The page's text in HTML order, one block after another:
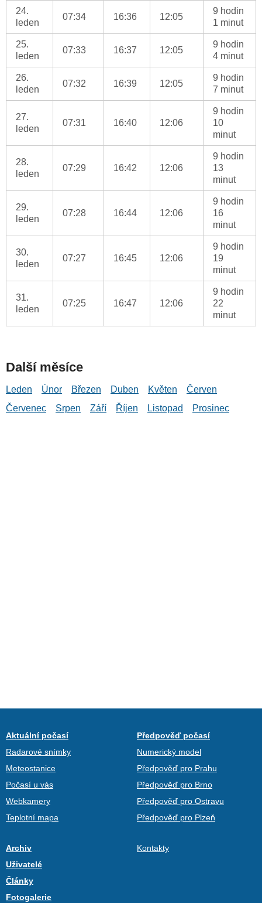
24.
leden
07:34 16:36 12:05
9 hodin
1 minut
25.
leden
07:33 16:37 12:05
9 hodin
4 minut
26.
leden
07:32 16:39 12:05
9 hodin
7 minut
27.
leden
07:31 16:40 12:06
9 hodin
10
minut
28.
leden
07:29 16:42 12:06
9 hodin
13
minut
29.
leden
07:28 16:44 12:06
9 hodin
16
minut
30.
leden
07:27 16:45 12:06
9 hodin
19
minut
31.
leden
07:25 16:47 12:06
9 hodin
22
minut
Další měsíce
Leden Únor Březen Duben Květen
Červen
Červenec
Srpen Září Říjen Listopad Prosinec
Aktuální počasí
Radarové snímky
Meteostanice
Počasí u vás
Webkamery
Teplotní mapa
Předpověď počasí
Numerický model
Předpověď pro Prahu
Předpověď pro Brno
Předpověď pro Ostravu
Předpověď pro Plzeň
Archiv
Uživatelé
Články
Fotogalerie
Kontakty